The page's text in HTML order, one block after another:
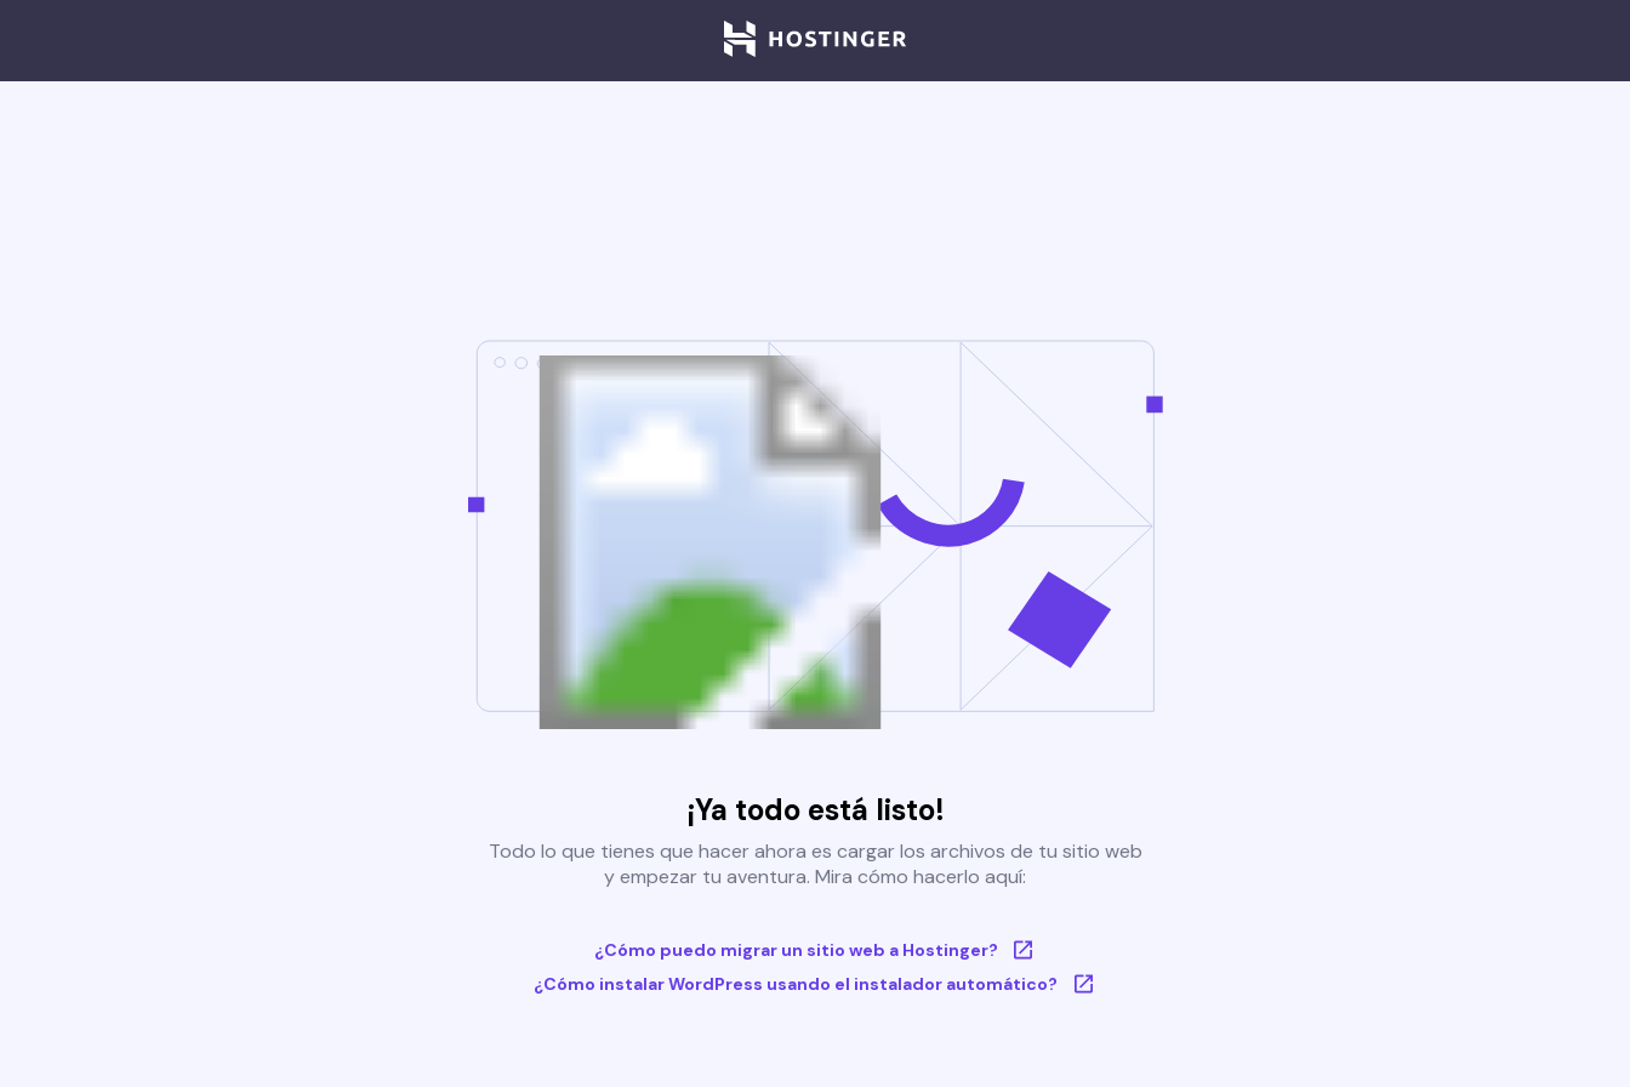
¡Ya todo está listo!
Todo lo que tienes que hacer ahora es cargar los archivos de tu sitio web
y empezar tu aventura. Mira cómo hacerlo aquí:
¿Cómo puedo migrar un sitio web a Hostinger?
¿Cómo instalar WordPress usando el instalador automático?